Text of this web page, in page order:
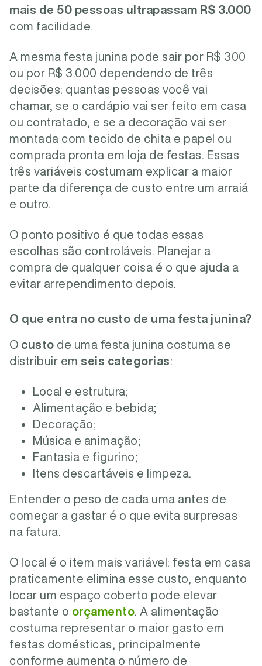
mais de 50 pessoas ultrapassam R$ 3.000
com facilidade.
A mesma festa junina pode sair por R$ 300
ou por R$ 3.000 dependendo de três
decisões: quantas pessoas você vai
chamar, se o cardápio vai ser feito em casa
ou contratado, e se a decoração vai ser
montada com tecido de chita e papel ou
comprada pronta em loja de festas. Essas
três variáveis costumam explicar a maior
parte da diferença de custo entre um arraiá
e outro.
O ponto positivo é que todas essas
escolhas são controláveis. Planejar a
compra de qualquer coisa é o que ajuda a
evitar arrependimento depois.
O que entra no custo de uma festa junina?
O custo de uma festa junina costuma se
distribuir em seis categorias:
Local e estrutura;
Alimentação e bebida;
Decoração;
Música e animação;
Fantasia e figurino;
Itens descartáveis e limpeza.
Entender o peso de cada uma antes de
começar a gastar é o que evita surpresas
na fatura.
O local é o item mais variável: festa em casa
praticamente elimina esse custo, enquanto
locar um espaço coberto pode elevar
bastante o orçamento . A alimentação
costuma representar o maior gasto em
festas domésticas, principalmente
conforme aumenta o número de